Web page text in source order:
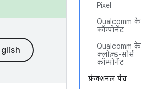
Pixel
Qualcomm के
कॉम्पोनेंट
Qualcomm के
क्लोज़्ड-सोर्स
कॉम्पोनेंट
फ़ंक्शनल पैच